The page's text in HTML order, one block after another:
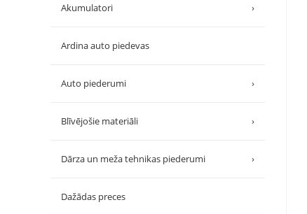
Akumulatori ›
Ardina auto piedevas
Auto piederumi ›
Blīvējošie materiāli ›
Dārza un meža tehnikas piederumi ›
Dažādas preces